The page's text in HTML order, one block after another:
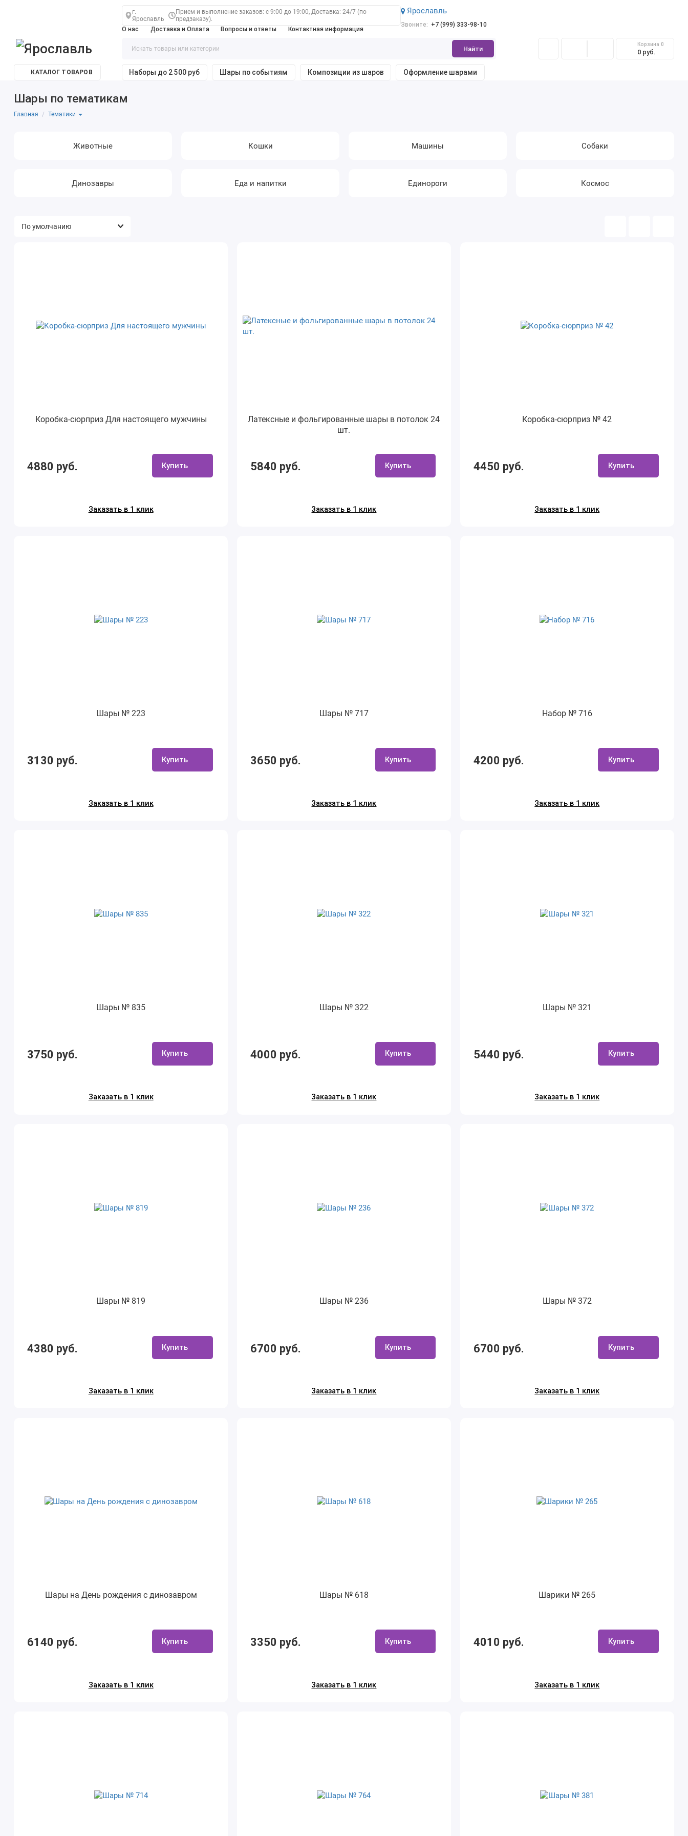
г.
Ярославль
Прием и выполнение заказов: с 9:00 до 19:00, Доставка: 24/7 (по
предзаказу).
О нас
Доставка и Оплата Вопросы и ответы Контактная информация
Ярославль
Звоните: +7 (999) 333-98-10
Найти
Корзина 0
0 руб.
КАТАЛОГ ТОВАРОВ Наборы до 2 500 руб Шары по событиям Композиции из шаров Оформление шарами
Шары по тематикам
Главная Тематики
Животные Кошки Машины Собаки
Динозавры Еда и напитки Единороги Космос
Коробка-сюрприз Для настоящего мужчины
4880 руб. Купить
Заказать в 1 клик
Латексные и фольгированные шары в потолок 24
шт.
5840 руб. Купить
Заказать в 1 клик
Коробка-сюрприз № 42
4450 руб. Купить
Заказать в 1 клик
Шары № 223
3130 руб. Купить
Заказать в 1 клик
Шары № 717
3650 руб. Купить
Заказать в 1 клик
Набор № 716
4200 руб. Купить
Заказать в 1 клик
Шары № 835
3750 руб. Купить
Заказать в 1 клик
Шары № 322
4000 руб. Купить
Заказать в 1 клик
Шары № 321
5440 руб. Купить
Заказать в 1 клик
Шары № 819
4380 руб. Купить
Заказать в 1 клик
Шары № 236
6700 руб. Купить
Заказать в 1 клик
Шары № 372
6700 руб. Купить
Заказать в 1 клик
Шары на День рождения с динозавром
6140 руб. Купить
Заказать в 1 клик
Шары № 618
3350 руб. Купить
Заказать в 1 клик
Шарики № 265
4010 руб. Купить
Заказать в 1 клик